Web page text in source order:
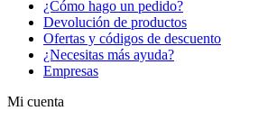
¿Cómo hago un pedido?
Devolución de productos
Ofertas y códigos de descuento
¿Necesitas más ayuda?
Empresas
Mi cuenta